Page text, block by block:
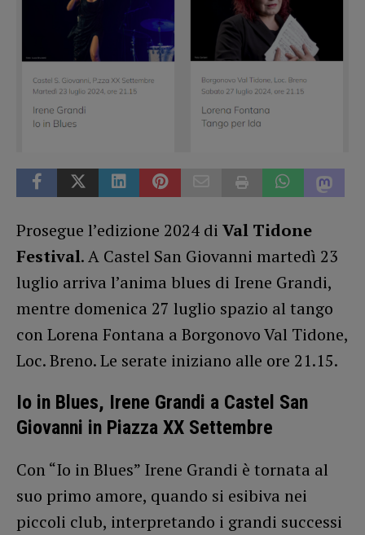
Prosegue l’edizione 2024 di Val Tidone
Festival. A Castel San Giovanni martedì 23
luglio arriva l’anima blues di Irene Grandi,
mentre domenica 27 luglio spazio al tango
con Lorena Fontana a Borgonovo Val Tidone,
Loc. Breno. Le serate iniziano alle ore 21.15.
Io in Blues, Irene Grandi a Castel San
Giovanni in Piazza XX Settembre
Con “Io in Blues” Irene Grandi è tornata al
suo primo amore, quando si esibiva nei
piccoli club, interpretando i grandi successi